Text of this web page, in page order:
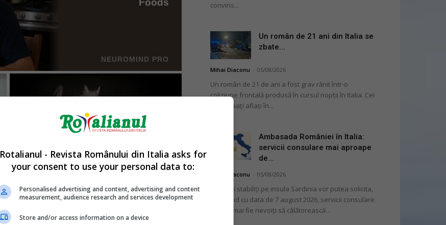
convins...
Un român de 21 ani din Italia se
zbate...
Mihai Diaconu 05/08/2026
Un român de 21 de ani a fost grav rănit într-o
coliziune frontală produsă în cursul nopții în Italia. Cei
doi bărbați aflați în...
Ambasada României în Italia:
servicii consulare mai aproape
de...
Mihai Diaconu 05/08/2026
Românii stabiliți pe insula Sardinia vor putea solicita,
începând cu data de 7 august 2026, servicii consulare
fără să mai fie nevoiți să călătorească...
Rotalianul - Revista Românului din Italia asks for
your consent to use your personal data to:
Personalised advertising and content, advertising and content
measurement, audience research and services development
Store and/or access information on a device